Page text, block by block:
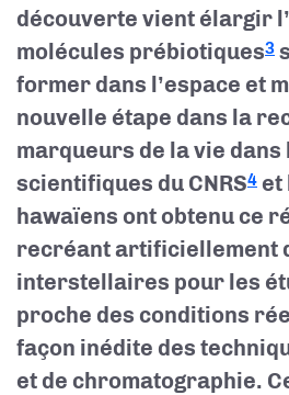
découverte vient élargir
molécules prébiotiques3
former dans l’espace et
nouvelle étape dans la
marqueurs de la vie dans
scientifiques du CNRS4 et
hawaïens ont obtenu ce
recréant artificiellement
interstellaires pour les
proche des conditions
façon inédite des
et de chromatographie.